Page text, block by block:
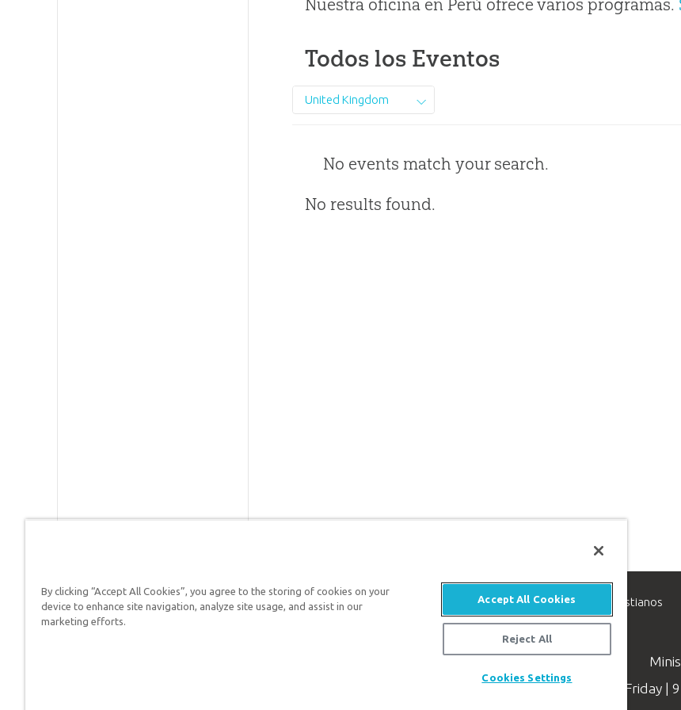
Nuestra oficina en Perú ofrece varios programas.
Todos los Eventos
United Kingdom
No events match your search.
No results found.
Respuestas en Génesis es un ministerio de apologética, dedicado a ayudar a los cristianos
defender su fe y proclamar el evangelio de Jesucristo.
Available Monday–Friday |
By clicking “Accept All Cookies”, you agree to the storing of cookies on your
device to enhance site navigation, analyze site usage, and assist in our
marketing efforts.
Accept All Cookies
Reject All
Cookies Settings